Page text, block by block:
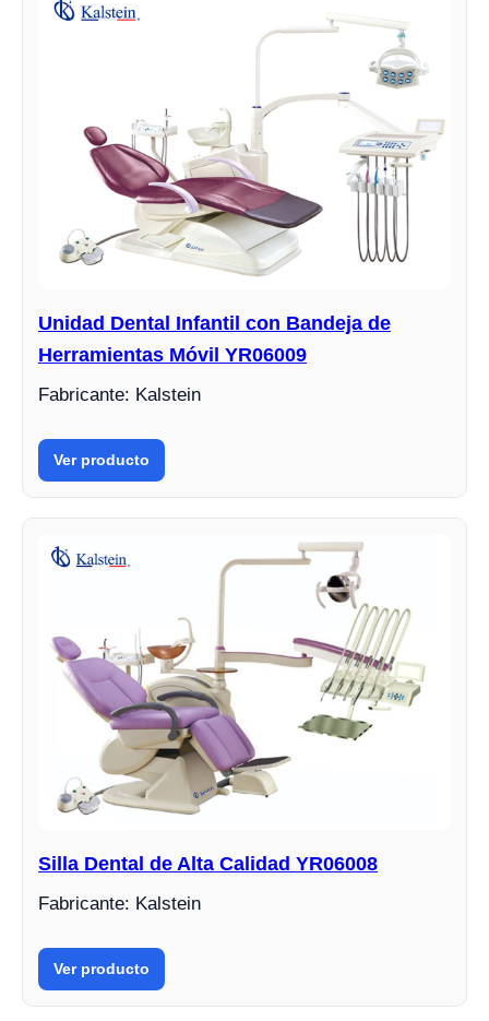
Unidad Dental Infantil con Bandeja de
Herramientas Móvil YR06009
Fabricante: Kalstein
Ver producto
Silla Dental de Alta Calidad YR06008
Fabricante: Kalstein
Ver producto